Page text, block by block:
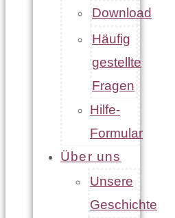
Download
Häufig
gestellte
Fragen
Hilfe-
Formular
Über uns
Unsere
Geschichte